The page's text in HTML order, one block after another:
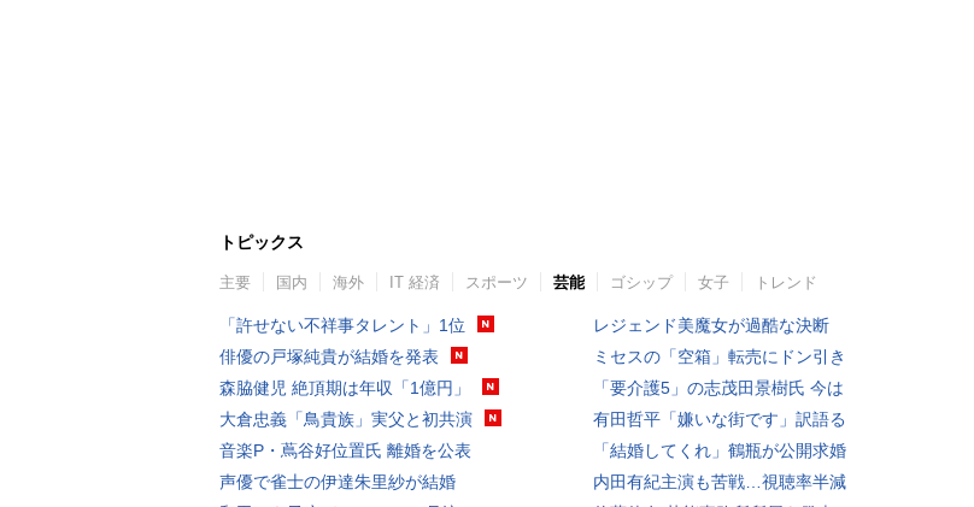
トピックス
主要 国内 海外 IT 経済 スポーツ 芸能 ゴシップ 女子 トレンド
「許せない不祥事タレント」1位
俳優の戸塚純貴が結婚を発表
森脇健児 絶頂期は年収「1億円」
大倉忠義「鳥貴族」実父と初共演
音楽P・蔦谷好位置氏 離婚を公表
声優で雀士の伊達朱里紗が結婚
レジェンド美魔女が過酷な決断
ミセスの「空箱」転売にドン引き
「要介護5」の志茂田景樹氏 今は
有田哲平「嫌いな街です」訳語る
「結婚してくれ」鶴瓶が公開求婚
内田有紀主演も苦戦…視聴率半減